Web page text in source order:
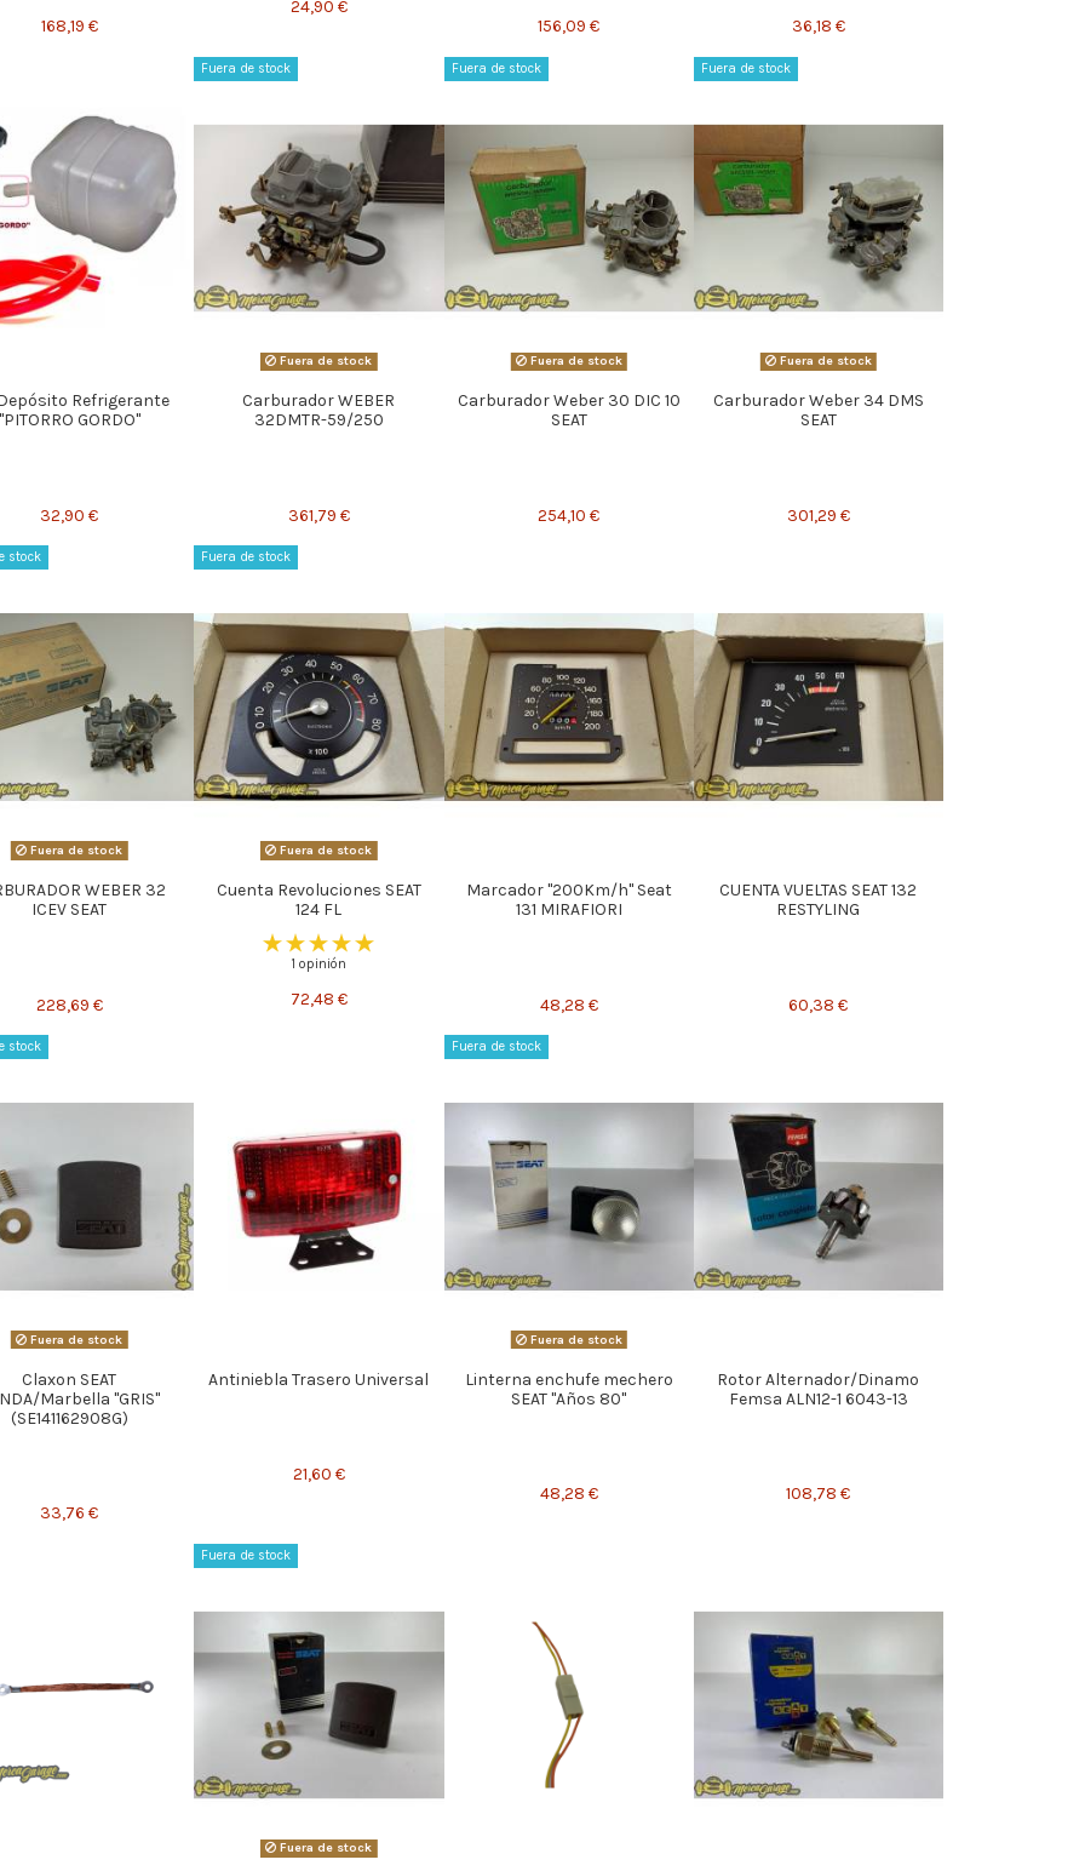
168,19 €
24,90 €
156,09 € 36,18 €
Refrigerante
GORDO"
32,90 €
Fuera de stock
Fuera de stock
Carburador WEBER
32DMTR-59/250
361,79 €
Fuera de stock
Fuera de stock
Carburador Weber 30 DIC 10
SEAT
254,10 €
Fuera de stock
Fuera de stock
Carburador Weber 34 DMS
SEAT
301,29 €
stock
Fuera de stock
WEBER 32
ICEV SEAT
228,69 €
Fuera de stock
Fuera de stock
Cuenta Revoluciones SEAT
124 FL
1 opinión
72,48 €
Marcador "200Km/h" Seat
131 MIRAFIORI
48,28 €
CUENTA VUELTAS SEAT 132
RESTYLING
60,38 €
stock
Fuera de stock
Claxon SEAT
Marbella "GRIS"
(SE141162908G)
33,76 €
Antiniebla Trasero Universal
21,60 €
Fuera de stock
Fuera de stock
Linterna enchufe mechero
SEAT "Años 80"
48,28 €
Rotor Alternador/Dinamo
Femsa ALN12-1 6043-13
108,78 €
Fuera de stock
Fuera de stock